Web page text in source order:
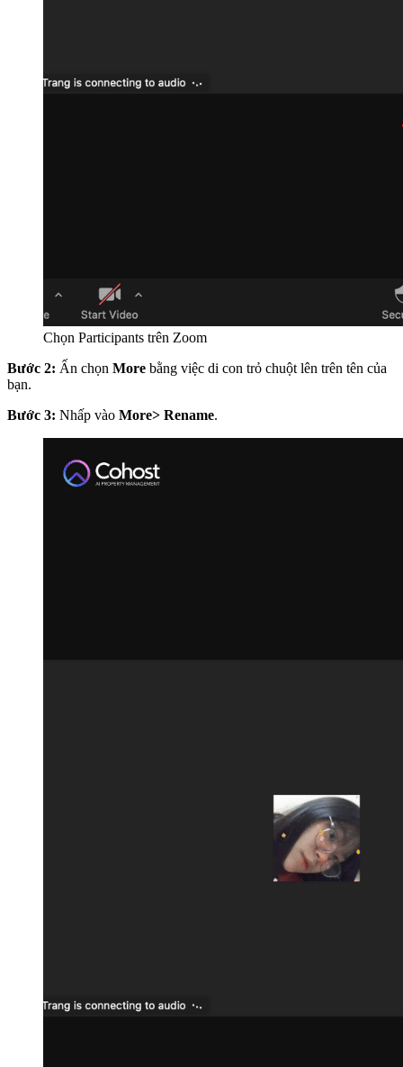
Chọn Participants trên Zoom
Bước 2: Ấn chọn More bằng việc di con trỏ chuột lên trên tên của
bạn.
Bước 3: Nhấp vào More> Rename.